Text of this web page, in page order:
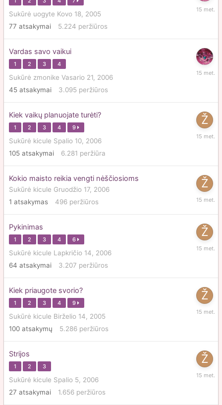
Sukūrė uogyte Kovo 18, 2005
77 atsakymai 5.224 peržiūros
Vardas savo vaikui
1 2 3 4
Sukūrė zmonike Vasario 21, 2006
45 atsakymai 3.095 peržiūros
Kiek vaikų planuojate turėti?
1 2 3 4 9
Sukūrė kicule Spalio 10, 2006
105 atsakymai 6.281 peržiūra
Kokio maisto reikia vengti nėščiosioms
Sukūrė kicule Gruodžio 17, 2006
1 atsakymas 496 peržiūros
Pykinimas
1 2 3 4 6
Sukūrė kicule Lapkričio 14, 2006
64 atsakymai 3.207 peržiūros
Kiek priaugote svorio?
1 2 3 4 9
Sukūrė kicule Birželio 14, 2005
100 atsakymų 5.286 peržiūros
Strijos
1 2 3
Sukūrė kicule Spalio 5, 2006
27 atsakymai 1.656 peržiūros